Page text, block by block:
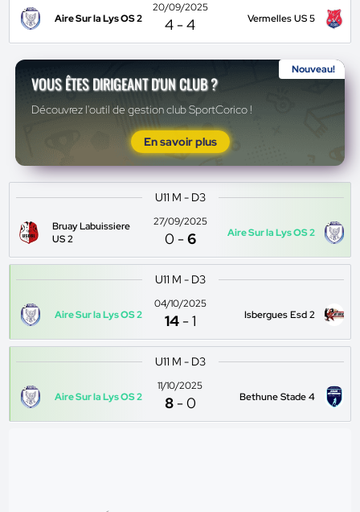
Aire Sur la Lys OS 2
20/09/2025
4 -4 Vermelles US 5
Nouveau!
VOUS ÊTES DIRIGEANT D'UN CLUB ?
Découvrez l'outil de gestion club SportCorico !
En savoir plus
U11 M - D3
Bruay Labuissiere
US 2
27/09/2025
0 -6 Aire Sur la Lys OS 2
U11 M - D3
Aire Sur la Lys OS 2
04/10/2025
14 -1 Isbergues Esd 2
U11 M - D3
Aire Sur la Lys OS 2
11/10/2025
8 -0 Bethune Stade 4